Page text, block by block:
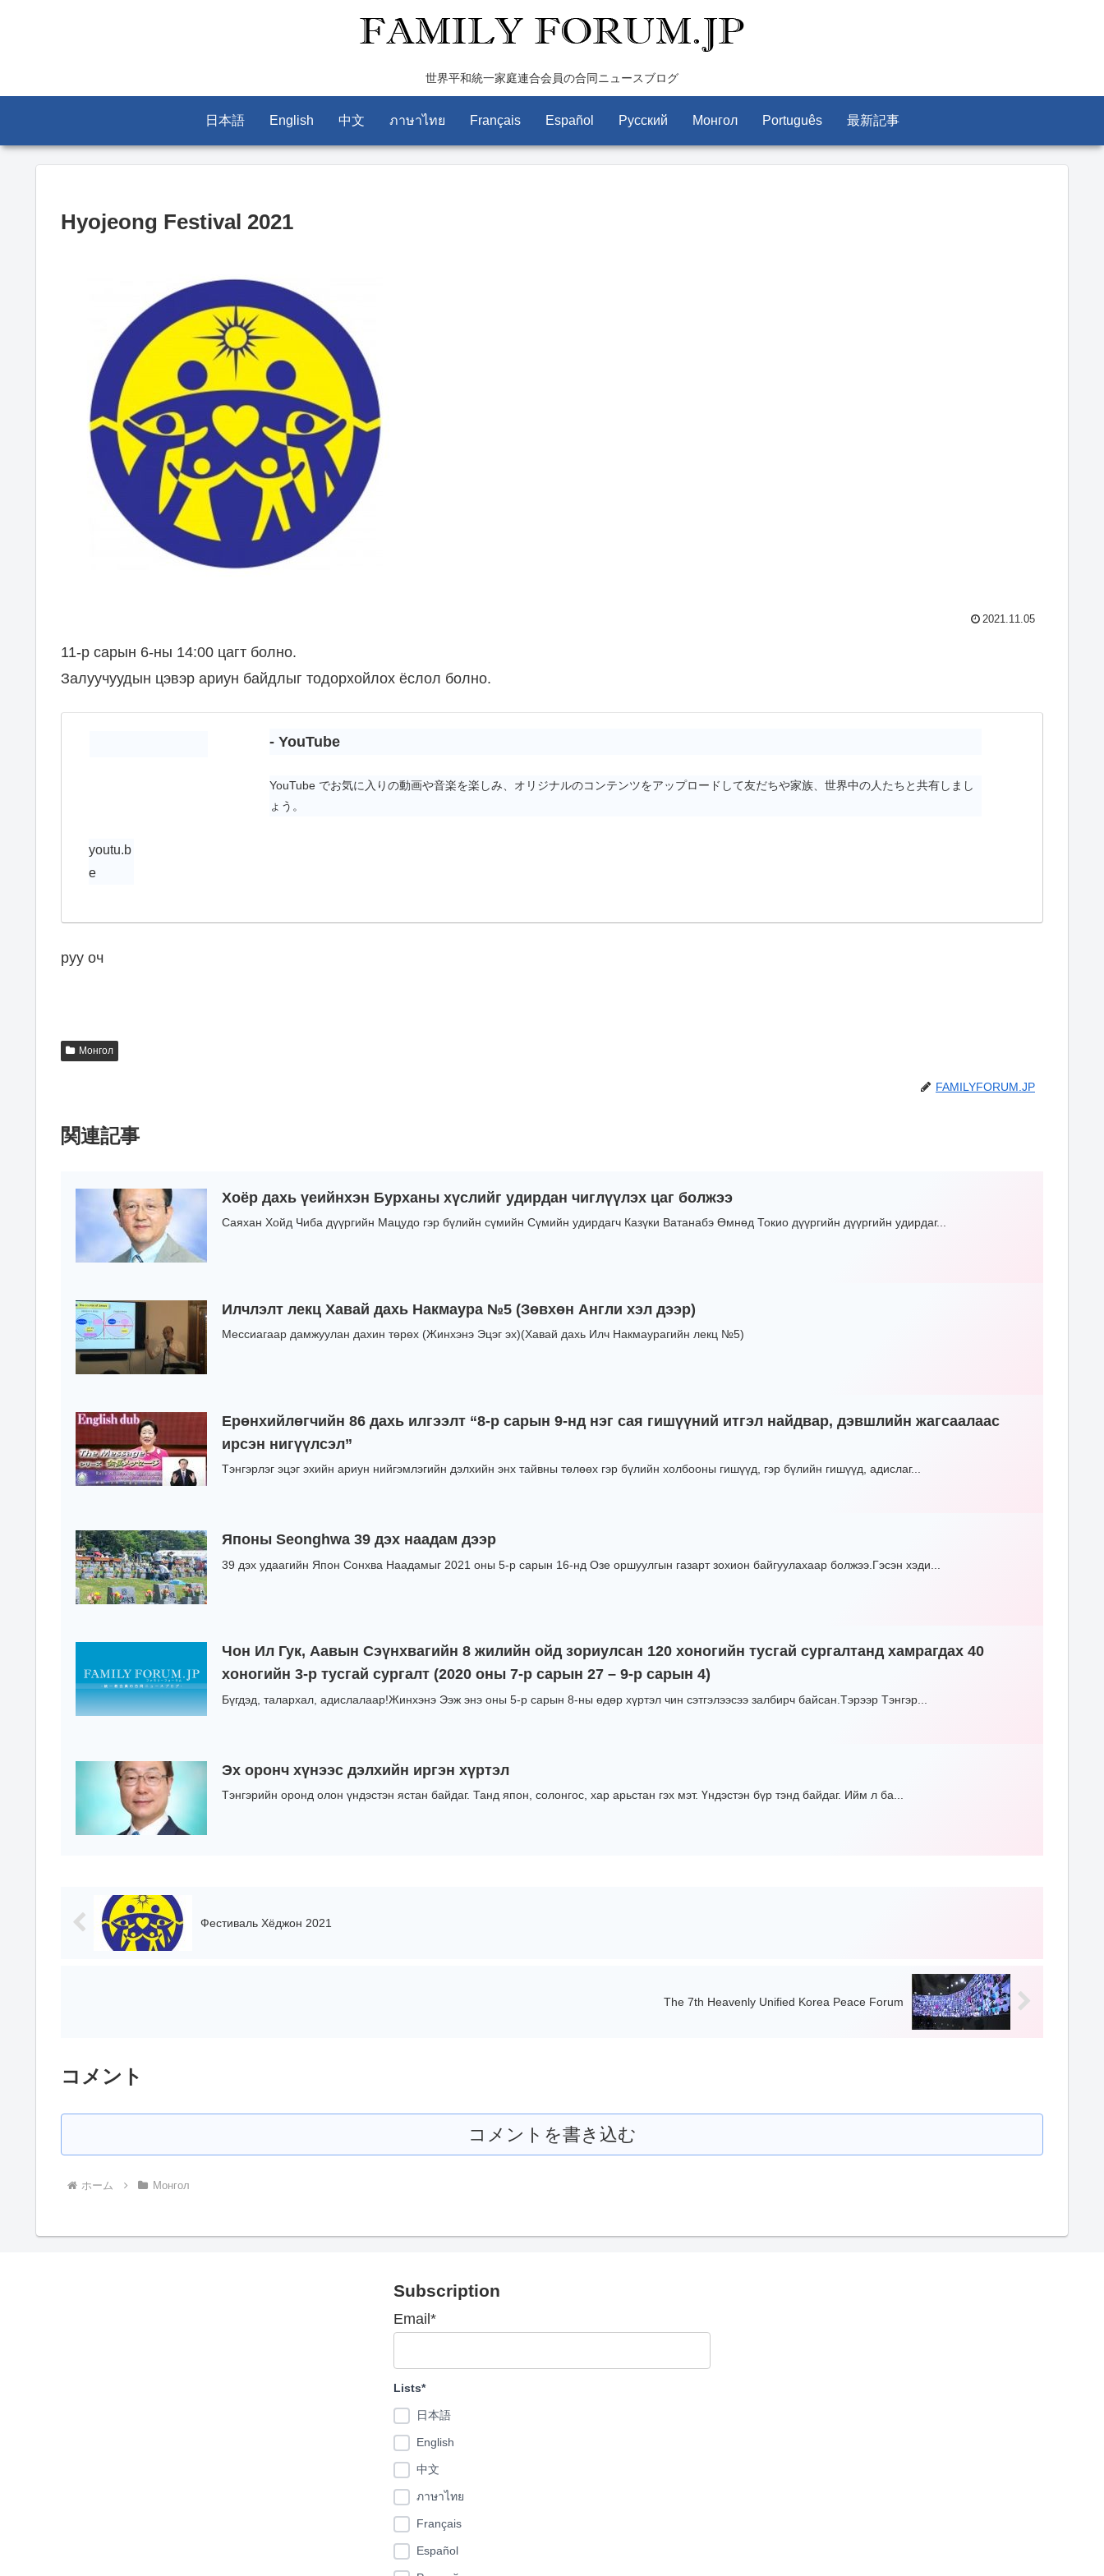
世界平和統一家庭連合会員の合同ニュースブログ
日本語 English 中文 ภาษาไทย Français Español Pусский Монгол Português 最新記事
Hyojeong Festival 2021
2021.11.05
11-р сарын 6-ны 14:00 цагт болно.
Залуучуудын цэвэр ариун байдлыг тодорхойлох ёслол болно.
- YouTube
YouTube でお気に入りの動画や音楽を楽しみ、オリジナルのコンテンツをアップロードして友だちや家族、世界中の人たちと共有しまし
ょう。
youtu.b
e
руу оч
Монгол
FAMILYFORUM.JP
関連記事
Хоёр дахь үеийнхэн Бурханы хүслийг удирдан чиглүүлэх цаг болжээ
Саяхан Хойд Чиба дүүргийн Мацудо гэр бүлийн сүмийн Сүмийн удирдагч Казүки Ватанабэ Өмнөд Токио дүүргийн дүүргийн удирдаг...
Илчлэлт лекц Хавай дахь Накмаура №5 (Зөвхөн Англи хэл дээр)
Мессиагаар дамжуулан дахин төрөх (Жинхэнэ Эцэг эх)(Хавай дахь Илч Накмаурагийн лекц №5)
Ерөнхийлөгчийн 86 дахь илгээлт “8-р сарын 9-нд нэг сая гишүүний итгэл найдвар, дэвшлийн жагсаалаас
ирсэн нигүүлсэл”
Тэнгэрлэг эцэг эхийн ариун нийгэмлэгийн дэлхийн энх тайвны төлөөх гэр бүлийн холбооны гишүүд, гэр бүлийн гишүүд, адислаг...
Японы Seonghwa 39 дэх наадам дээр
39 дэх удаагийн Япон Сонхва Наадамыг 2021 оны 5-р сарын 16-нд Озе оршуулгын газарт зохион байгуулахаар болжээ.Гэсэн хэди...
Чон Ил Гук, Аавын Сэүнхвагийн 8 жилийн ойд зориулсан 120 хоногийн тусгай сургалтанд хамрагдах 40
хоногийн 3-р тусгай сургалт (2020 оны 7-р сарын 27 – 9-р сарын 4)
Бүгдэд, талархал, адислалаар!Жинхэнэ Ээж энэ оны 5-р сарын 8-ны өдөр хүртэл чин сэтгэлээсээ залбирч байсан.Тэрээр Тэнгэр...
Эх оронч хүнээс дэлхийн иргэн хүртэл
Тэнгэрийн оронд олон үндэстэн ястан байдаг. Танд япон, солонгос, хар арьстан гэх мэт. Үндэстэн бүр тэнд байдаг. Ийм л ба...
Фестиваль Хёджон 2021
The 7th Heavenly Unified Korea Peace Forum
コメント
コメントを書き込む
ホーム Монгол
Subscription
Email*
Lists*
日本語
English
中文
ภาษาไทย
Français
Español